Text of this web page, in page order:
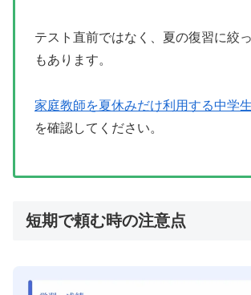
テスト直前ではなく、夏の復習に絞
もあります。
家庭教師を夏休みだけ利用する中学
を確認してください。
短期で頼む時の注意点